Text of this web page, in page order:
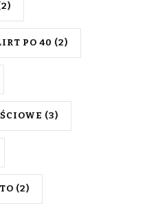
PO 40 (2)
(3)
(2)